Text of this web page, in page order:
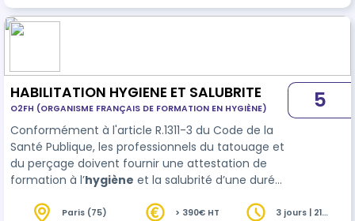
l’alimentation au niveau d’une collectivité, _
d'aider les personnels de cuisine à progresser
HABILITATION HYGIENE ET SALUBRITE
O2FH (ORGANISME FRANÇAIS DE FORMATION EN HYGIÈNE)
Conformément à l'article R.1311-3 du Code de la
Santé Publique, les professionnels du tatouage et
du perçage doivent fournir une attestation de
formation à l’hygiène et la salubrité d’une durée
trois jours. Deux jours (14h) de formation
5
Paris (75) > 390€ HT
3 jours | 21